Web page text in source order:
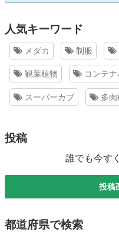
人気キーワード
メダカ 制服
観葉植物 コンテナ
スーパーカブ 多肉
投稿
誰でも今す
投稿
都道府県で検索